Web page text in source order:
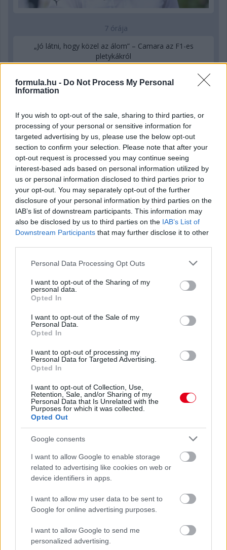
formula.hu - Do Not Process My Personal
Information
If you wish to opt-out of the sale, sharing to third parties, or
processing of your personal or sensitive information for
targeted advertising by us, please use the below opt-out
section to confirm your selection. Please note that after your
opt-out request is processed you may continue seeing
interest-based ads based on personal information utilized by
us or personal information disclosed to third parties prior to
your opt-out. You may separately opt-out of the further
disclosure of your personal information by third parties on the
IAB’s list of downstream participants. This information may
also be disclosed by us to third parties on the IAB’s List of
Downstream Participants that may further disclose it to other
Please note that this website/app uses one or more Google
not limited to your visit or usage behaviour. You may click to
grant or deny consent to Google and its third-party tags to
use your data for below specified purposes in below Google
consent section.
Personal Data Processing Opt Outs
I want to opt-out of the Sharing of my
personal data.
Opted In
I want to opt-out of the Sale of my
Personal Data.
Opted In
I want to opt-out of processing my
Personal Data for Targeted Advertising.
Opted In
I want to opt-out of Collection, Use,
Retention, Sale, and/or Sharing of my
Personal Data that Is Unrelated with the
Purposes for which it was collected.
Opted Out
Google consents
I want to allow Google to enable storage
related to advertising like cookies on web or
device identifiers in apps.
I want to allow my user data to be sent to
Google for online advertising purposes.
I want to allow Google to send me
personalized advertising.
7 órája
„Jó látni, hogy közel az álom” – Camara az F1-es
pletykákról
20 órája
MotoGP: Bezzecchi közel egy másodpercet javított a
körrekordon
21 órája
Sajtó: Az Aston Martintól érkezik Lambiase utódja a Red
Bullhoz?